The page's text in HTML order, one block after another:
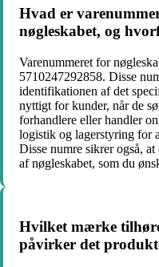
Hvad er
nøgleskabet, og
Varenummeret for
5710247292858. Disse
identifikationen af det
nyttigt for kunder, når de
forhandlere eller handler
logistik og lagerstyring for
Disse numre sikrer også,
af nøgleskabet, som du
Hvilket mærke
påvirker det